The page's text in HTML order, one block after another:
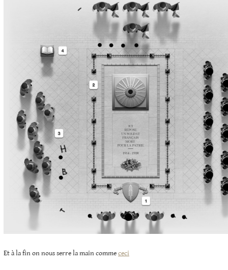
Et à la fin on nous serre la main commececi